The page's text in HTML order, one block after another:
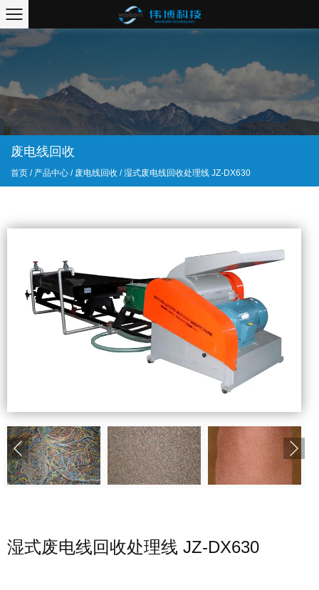
废电线回收
首页 / 产品中心 / 废电线回收 /湿式废电线回收处理线 JZ-DX630
湿式废电线回收处理线 JZ-DX630